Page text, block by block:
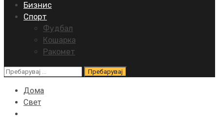
Бизнис
Спорт
Фудбал
Кошарка
Ракомет
Пребарувај
Дома
Свет